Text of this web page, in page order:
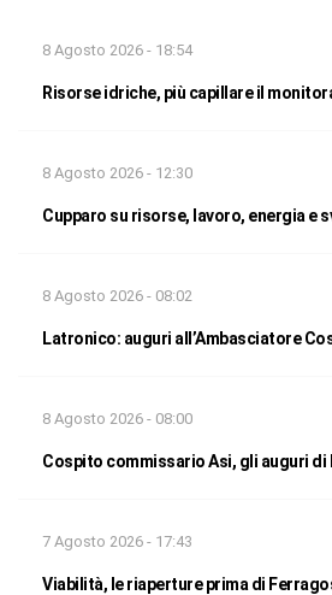
8 Agosto 2026 - 18:54
Risorse idriche, più capillare il
8 Agosto 2026 - 12:30
Cupparo su risorse, lavoro, energia e
8 Agosto 2026 - 08:02
Latronico: auguri all’Ambasciatore
8 Agosto 2026 - 08:00
Cospito commissario Asi, gli auguri di
7 Agosto 2026 - 17:43
Viabilità, le riaperture prima di